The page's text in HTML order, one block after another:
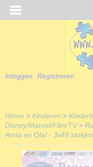
Inloggen Registreren
Home > Kinderen >
Disney/Marvel/Film/TV>
Anna en Olaf - 3x49 stukjes